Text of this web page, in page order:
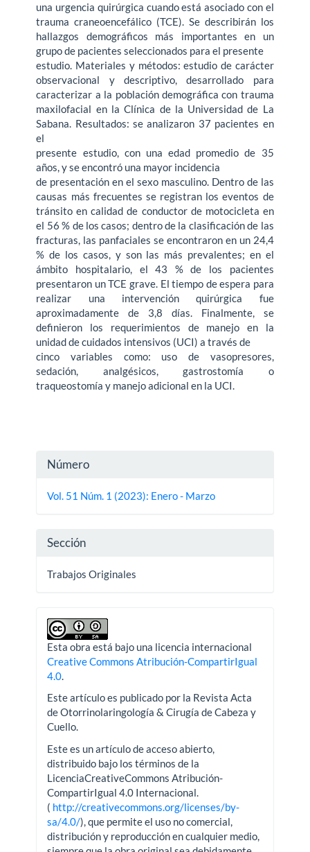
una urgencia quirúrgica cuando está asociado con el
trauma craneoencefálico (TCE). Se describirán los
hallazgos demográficos más importantes en un
grupo de pacientes seleccionados para el presente
estudio. Materiales y métodos: estudio de carácter
observacional y descriptivo, desarrollado para
caracterizar a la población demográfica con trauma
maxilofacial en la Clínica de la Universidad de La
Sabana. Resultados: se analizaron 37 pacientes en
el
presente estudio, con una edad promedio de 35
años, y se encontró una mayor incidencia
de presentación en el sexo masculino. Dentro de las
causas más frecuentes se registran los eventos de
tránsito en calidad de conductor de motocicleta en
el 56 % de los casos; dentro de la clasificación de las
fracturas, las panfaciales se encontraron en un 24,4
% de los casos, y son las más prevalentes; en el
ámbito hospitalario, el 43 % de los pacientes
presentaron un TCE grave. El tiempo de espera para
realizar una intervención quirúrgica fue
aproximadamente de 3,8 días. Finalmente, se
definieron los requerimientos de manejo en la
unidad de cuidados intensivos (UCI) a través de
cinco variables como: uso de vasopresores,
sedación, analgésicos, gastrostomía o
traqueostomía y manejo adicional en la UCI.
Detalles
del
Número
Vol. 51 Núm. 1 (2023): Enero - Marzo
Sección
Trabajos Originales
Esta obra está bajo una licencia internacional
Creative Commons Atribución-CompartirIgual
4.0.
Este artículo es publicado por la Revista Acta
de Otorrinolaringología & Cirugía de Cabeza y
Cuello.
Este es un artículo de acceso abierto,
distribuido bajo los términos de la
LicenciaCreativeCommons Atribución-
CompartirIgual 4.0 Internacional.
( http://creativecommons.org/licenses/by-
sa/4.0/), que permite el uso no comercial,
distribución y reproducción en cualquier medio,